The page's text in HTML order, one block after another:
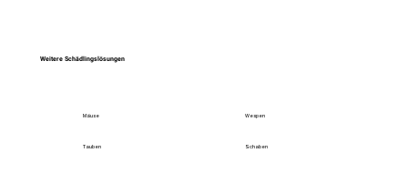
Weitere Schädlingslösungen
Mäuse Wespen
Tauben Schaben